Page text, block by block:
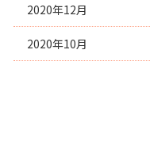
2020年12月
2020年10月